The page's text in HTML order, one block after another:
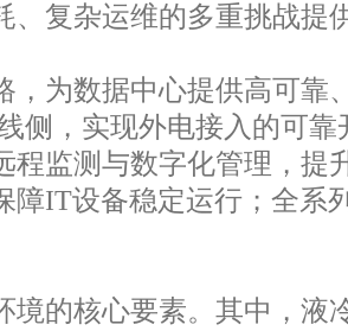
复杂运维的多重挑战提
为数据中心提供高可靠
侧，实现外电接入的可
监测与数字化管理，提
IT设备稳定运行；全系
的核心要素。其中，液